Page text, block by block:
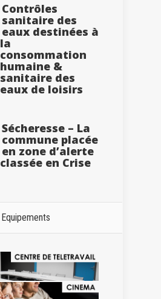
Contrôles
sanitaire des
eaux destinées à
la
consommation
humaine &
sanitaire des
eaux de loisirs
Sécheresse – La
commune placée
en zone d’alerte
classée en Crise
Equipements